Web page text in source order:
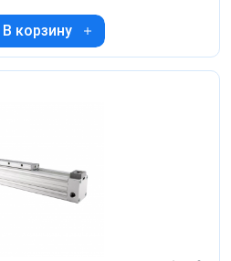
В корзину